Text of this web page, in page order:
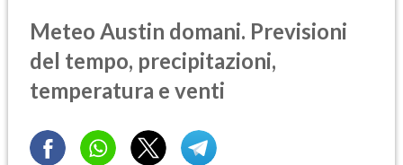
Meteo Austin domani. Previsioni
del tempo, precipitazioni,
temperatura e venti